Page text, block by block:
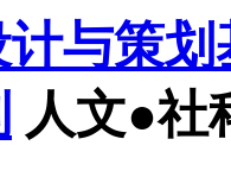
与策
人文●社